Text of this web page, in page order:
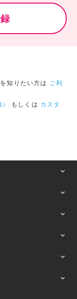
知りたい方は ご利
もしくは カスタ